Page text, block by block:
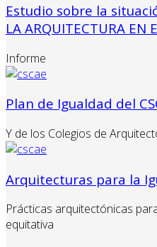
Estudio sobre la
LA ARQUITECTURA EN
Informe
Plan de Igualdad del
Y de los Colegios de
Arquitecturas para la
Prácticas arquitectónicas
equitativa